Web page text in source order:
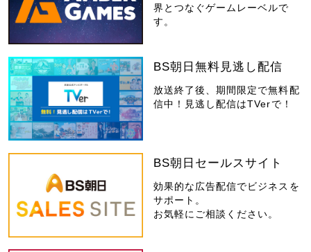
界とつなぐゲームレーベルで
す。
BS朝日無料見逃し配信
放送終了後、期間限定で無料配
信中！見逃し配信はTVerで！
BS朝日セールスサイト
効果的な広告配信でビジネスを
サポート。
お気軽にご相談ください。